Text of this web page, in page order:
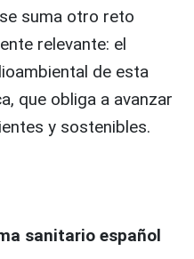
suma otro reto
relevante: el
de esta
que obliga a avanzar
y sostenibles.
sanitario español